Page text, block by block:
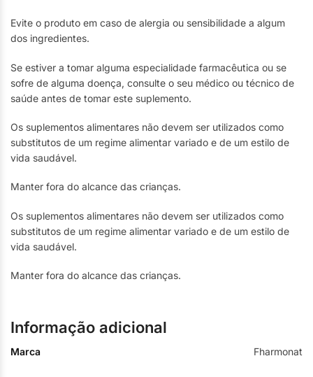
Evite o produto em caso de alergia ou sensibilidade a algum
dos ingredientes.
Se estiver a tomar alguma especialidade farmacêutica ou se
sofre de alguma doença, consulte o seu médico ou técnico de
saúde antes de tomar este suplemento.
Os suplementos alimentares não devem ser utilizados como
substitutos de um regime alimentar variado e de um estilo de
vida saudável.
Manter fora do alcance das crianças.
Os suplementos alimentares não devem ser utilizados como
substitutos de um regime alimentar variado e de um estilo de
vida saudável.
Manter fora do alcance das crianças.
Informação adicional
Marca Fharmonat